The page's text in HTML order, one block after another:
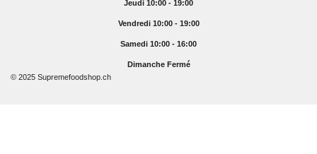
Jeudi 10:00 - 19:00
Vendredi 10:00 - 19:00
Samedi 10:00 - 16:00
Dimanche Fermé
© 2025 Supremefoodshop.ch